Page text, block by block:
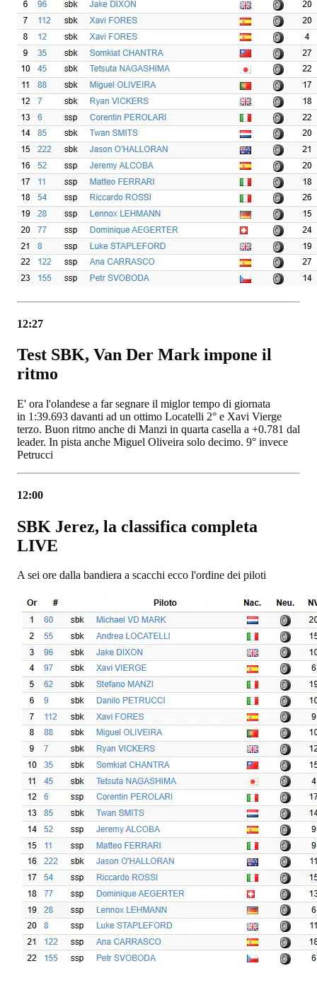
12:27
Test SBK, Van Der Mark impone il
ritmo
E' ora l'olandese a far segnare il miglor tempo di giornata
in 1:39.693 davanti ad un ottimo Locatelli 2° e Xavi Vierge
terzo. Buon ritmo anche di Manzi in quarta casella a +0.781 dal
leader. In pista anche Miguel Oliveira solo decimo. 9° invece
Petrucci
12:00
SBK Jerez, la classifica completa
LIVE
A sei ore dalla bandiera a scacchi ecco l'ordine dei piloti